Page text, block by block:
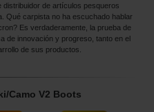
distribuidor de artículos pesqueros
Qué carpista no ha escuchado hablar
Es verdaderamente, la prueba de
de innovación y progreso, tanto en el
de sus productos.
Camo V2 Boots